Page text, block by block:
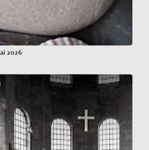
2026